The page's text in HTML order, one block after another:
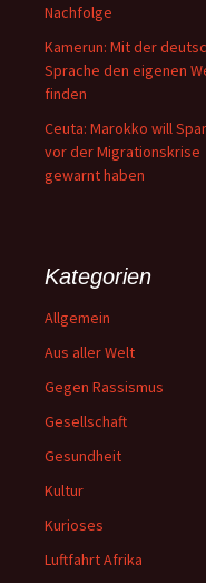
Nachfolge
Kamerun: Mit der
Sprache den eigenen
finden
Ceuta: Marokko will
vor der Migrationskrise
gewarnt haben
Kategorien
Allgemein
Aus aller Welt
Gegen Rassismus
Gesellschaft
Gesundheit
Kultur
Kurioses
Luftfahrt Afrika